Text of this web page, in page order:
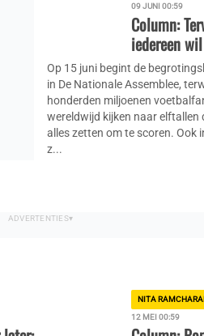
09 JUNI 00:59
Column:
iedereen
Op 15 juni begint de
in De Nationale Assemblee,
honderden miljoenen
wereldwijd kijken naar elftallen
alles zetten om te scoren. Ook
z...
NITA
12 MEI 00:59